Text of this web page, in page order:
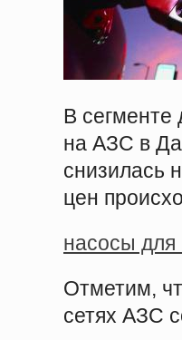
В сегменте
на АЗС в
снизилась
цен
насосы для
Отметим,
сетях АЗС